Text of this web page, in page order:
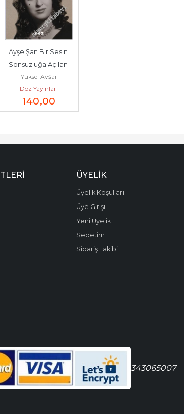
Ayşe Şan Bir Sesin
Sonsuzluğa Açılan
Yolu -        2025
Yüksel Avşar
Doz Yayınları
140,00
ÜYELIK
Üyelik Koşulları
Üye Girişi
Yeni Üyelik
Sepetim
Sipariş Takibi
343065007